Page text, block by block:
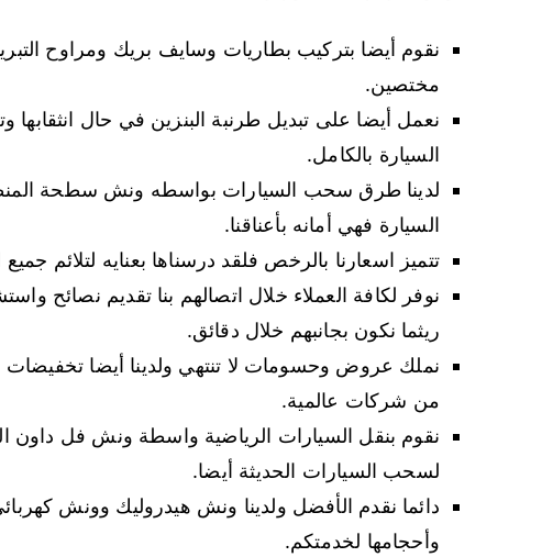
نقوم أيضا بتركيب بطاريات وسايف بريك ومراوح
مختصين.
نعمل أيضا على تبديل طرنبة البنزين في حال
السيارة بالكامل.
لدينا طرق سحب السيارات بواسطه ونش سطحة
السيارة فهي أمانه بأعناقنا.
تتميز اسعارنا بالرخص فلقد درسناها بعنايه لتلائم جميع
نوفر لكافة العملاء خلال اتصالهم بنا تقديم نصائح
ريثما نكون بجانبهم خلال دقائق.
نملك عروض وحسومات لا تنتهي ولدينا أيضا تخفيضات
من شركات عالمية.
نقوم بنقل السيارات الرياضية واسطة ونش فل
لسحب السيارات الحديثة أيضا.
دائما نقدم الأفضل ولدينا ونش هيدروليك وونش
وأحجامها لخدمتكم.